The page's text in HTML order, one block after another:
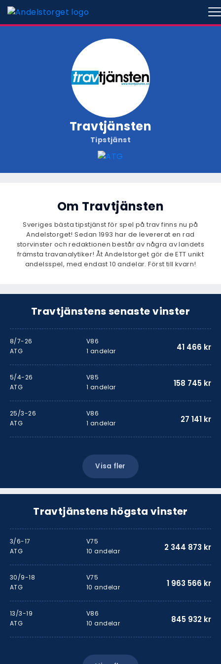
Travtjänsten
Tipstjänst
Om Travtjänsten
Sveriges bästa tipstjänst för spel på trav finns nu på
Andelstorget! Sedan 1993 har de levererat en rad
storvinster och redaktionen består av några av landets
främsta travanalytiker! Åt Andelstorget gör de ETT unikt
andelsspel, med endast 10 andelar. Först till kvarn!
Travtjänstens senaste vinster
8/7-26
ATG
V86
1 andelar
41 466 kr
5/4-26
ATG
V85
1 andelar
158 745 kr
25/3-26
ATG
V86
1 andelar
27 141 kr
Visa fler
Travtjänstens högsta vinster
3/6-17
ATG
V75
10 andelar
2 344 873 kr
30/9-18
ATG
V75
10 andelar
1 963 566 kr
13/3-19
ATG
V86
10 andelar
845 932 kr